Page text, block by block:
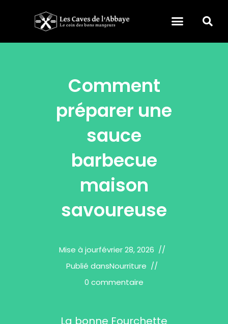
Comment
préparer une
sauce
barbecue
maison
savoureuse
Mise à jourfévrier 28, 2026
Publié dansNourriture
0 commentaire
La bonne Fourchette